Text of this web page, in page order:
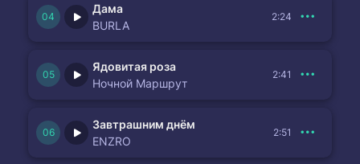
Дама
BURLA
2:24
Ядовитая роза
Ночной Маршрут
2:41
Завтрашним днём
ENZRO
2:51